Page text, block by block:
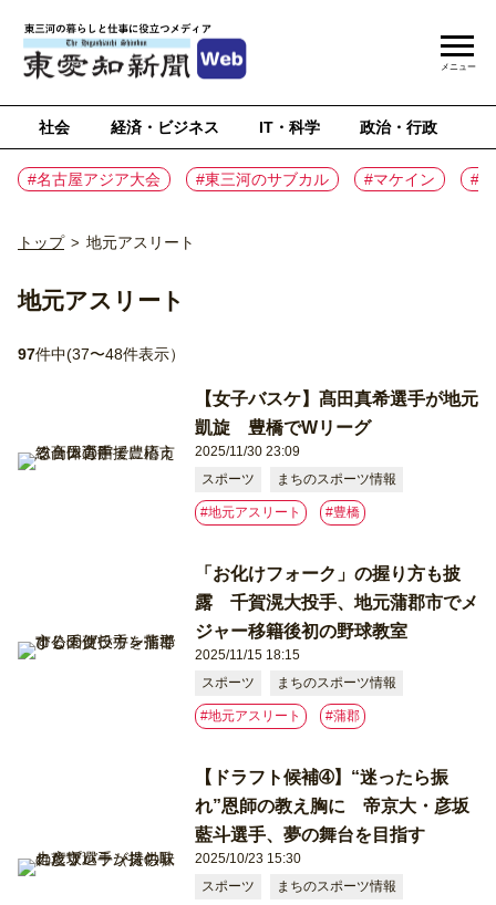
社会 経済・ビジネス IT・科学 政治・行政
#名古屋アジア大会 #東三河のサブカル #マケイン #
メニュー
トップ > 地元アスリート
地元アスリート
97件中(37〜48件表示）
【女子バスケ】髙田真希選手が地元
凱旋 豊橋でWリーグ
2025/11/30 23:09
スポーツ
まちのスポーツ情報
#地元アスリート #豊橋
「お化けフォーク」の握り方も披
露 千賀滉大投手、地元蒲郡市でメ
ジャー移籍後初の野球教室
2025/11/15 18:15
スポーツ
まちのスポーツ情報
#地元アスリート #蒲郡
【ドラフト候補➃】“迷ったら振
れ”恩師の教え胸に 帝京大・彦坂
藍斗選手、夢の舞台を目指す
2025/10/23 15:30
スポーツ
まちのスポーツ情報